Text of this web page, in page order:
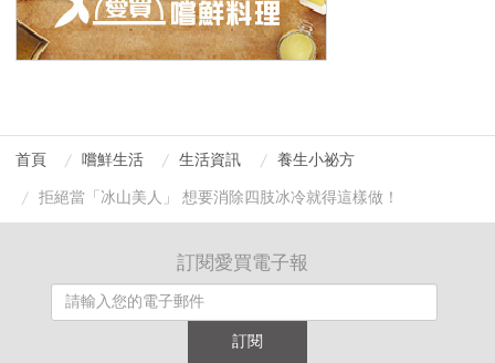
首頁 嚐鮮生活 生活資訊
養生小祕方
拒絕當「冰山美人」 想要消除四肢冰冷就得這樣做！
訂閱愛買電子報
訂閱